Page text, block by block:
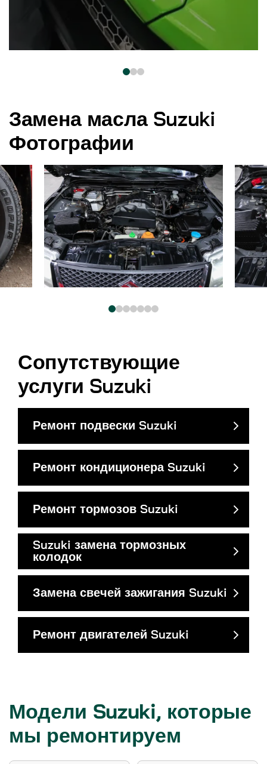
Замена масла Suzuki
Фотографии
Сопутствующие
услуги Suzuki
Ремонт подвески Suzuki
Ремонт кондиционера Suzuki
Ремонт тормозов Suzuki
Suzuki замена тормозных
колодок
Замена свечей зажигания Suzuki
Ремонт двигателей Suzuki
Модели Suzuki, которые
мы ремонтируем